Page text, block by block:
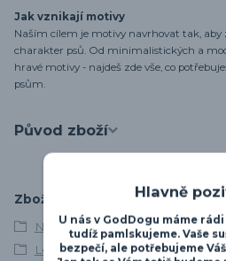
Jak vznikají motivy
Naším cílem je motivy navrhovat tak, aby
charakter psů. Od minimalistických a
hravé motivy - najdeš zde vše, co
psům.
Původ zboží
Zboží zařazeno v kategoriích
Německý boxer
Love
Hlavně
U nás v GodDogu máme
tudíž pamlskujeme. Vaše
bezpečí, ale potřebujeme Váš